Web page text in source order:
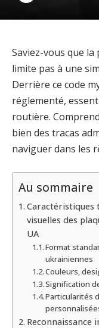
Saviez-vous que
limite pas à une
Derrière ce code
réglementé,
routière.
bien des tracas
naviguer dans les
Au sommaire
Caractéristiques
visuelles des
UA
Format
ukrainiennes
Couleurs,
Signification
Particularités